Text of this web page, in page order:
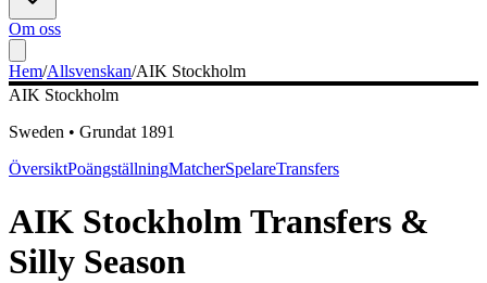
Om oss
Hem/Allsvenskan/AIK Stockholm
AIK Stockholm
Sweden • Grundat 1891
ÖversiktPoängställningMatcherSpelareTransfers
AIK StockholmTransfers &
Silly Season